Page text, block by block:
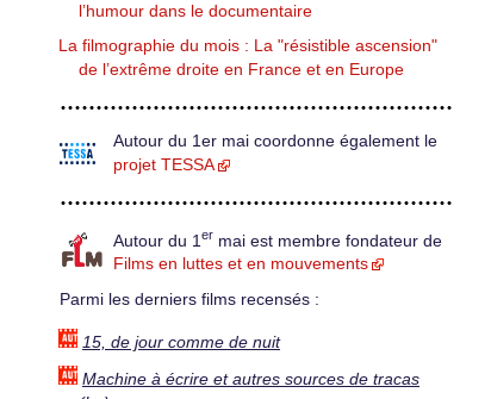
l’humour dans le documentaire
La filmographie du mois : La "résistible ascension"
de l’extrême droite en France et en Europe
Autour du 1er mai coordonne également le
projet TESSA
Autour du 1 er mai est membre fondateur de
Films en luttes et en mouvements
Parmi les derniers films recensés :
15, de jour comme de nuit
Machine à écrire et autres sources de tracas